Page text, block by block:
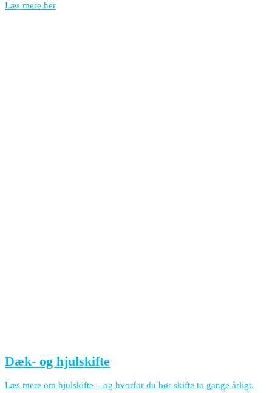
Læs mere her
Dæk- og hjulskifte
Læs mere om hjulskifte – og hvorfor du bør skifte to gange årligt.